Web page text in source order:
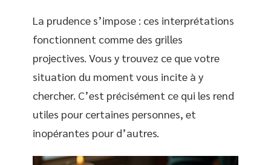
La prudence s’impose : ces interprétations
fonctionnent comme des grilles
projectives. Vous y trouvez ce que votre
situation du moment vous incite à y
chercher. C’est précisément ce qui les rend
utiles pour certaines personnes, et
inopérantes pour d’autres.